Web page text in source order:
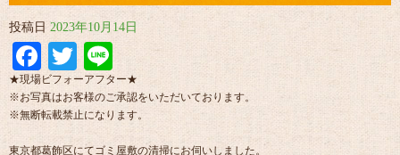
投稿日 2023年10月14日
Facebook
Twitter
Line
★現場ビフォーアフター★
※お写真はお客様のご承認をいただいております。
※無断転載禁止になります。
東京都葛飾区にてゴミ屋敷の清掃にお伺いしました。